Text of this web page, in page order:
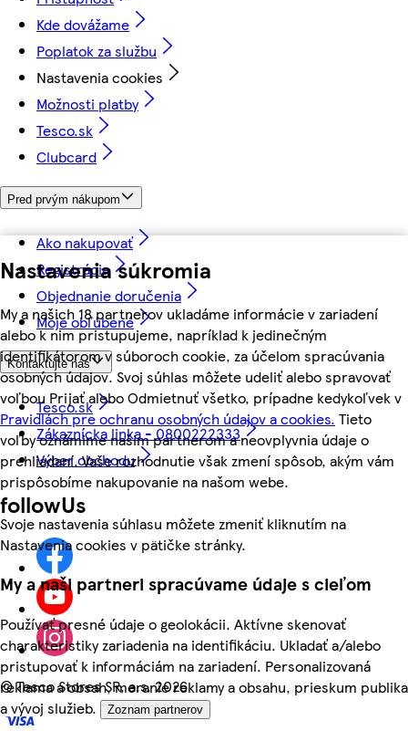
Nastavenia súkromia
My a našich 18 partnerov ukladáme informácie v zariadení
alebo k nim pristupujeme, napríklad k jedinečným
identifikátorom v súboroch cookie, za účelom spracúvania
osobných údajov. Svoj súhlas môžete udeliť alebo spravovať
voľbou Prijať alebo Odmietnuť všetko, prípadne kedykoľvek v
Pravidlách pre ochranu osobných údajov a cookies. Tieto
voľby oznámime našim partnerom a neovplyvnia údaje o
prehliadaní. Vaše rozhodnutie však zmení spôsob, akým vám
prispôsobíme nakupovanie na našom webe.
Svoje nastavenia súhlasu môžete zmeniť kliknutím na
Nastavenia cookies v pätičke stránky.
My a naši partneri spracúvame údaje s cieľom
Používať presné údaje o geolokácii. Aktívne skenovať
charakteristiky zariadenia na identifikáciu. Ukladať a/alebo
pristupovať k informáciám na zariadení. Personalizovaná
reklama a obsah, meranie reklamy a obsahu, prieskum publika
a vývoj služieb.
Zoznam partnerov
Kde dovážame
Poplatok za službu
Nastavenia cookies
Možnosti platby
Tesco.sk
Clubcard
Pred prvým nákupom
Ako nakupovať
Registrácia
Objednanie doručenia
Moje obľúbené
Kontaktujte nás
Tesco.sk
Zákaznícka linka - 0800222333
Výber obchodu
followUs
©Tesco Stores SR, a.s. 2026